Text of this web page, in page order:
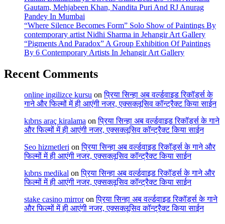
Gautam, Mehjabeen Khan, Nandita Puri And RJ Anurag
Pandey In Mumbai
“Where Silence Becomes Form” Solo Show of Paintings By
contemporary artist Nidhi Sharma in Jehangir Art Gallery
“Pigments And Paradox” A Group Exhibition Of Paintings
By 6 Contemporary Artists In Jehangir Art Gallery
Recent Comments
online ingilizce kursu onप्रिया सिन्हा अब वर्ल्डवाइड रिकॉर्ड्स के
गाने और फिल्मों में ही आएंगी नजर, एक्सक्लूसिव कॉन्ट्रैक्ट किया साईन
kıbrıs araç kiralama onप्रिया सिन्हा अब वर्ल्डवाइड रिकॉर्ड्स के गाने
और फिल्मों में ही आएंगी नजर, एक्सक्लूसिव कॉन्ट्रैक्ट किया साईन
Seo hizmetleri onप्रिया सिन्हा अब वर्ल्डवाइड रिकॉर्ड्स के गाने और
फिल्मों में ही आएंगी नजर, एक्सक्लूसिव कॉन्ट्रैक्ट किया साईन
kıbrıs medikal onप्रिया सिन्हा अब वर्ल्डवाइड रिकॉर्ड्स के गाने और
फिल्मों में ही आएंगी नजर, एक्सक्लूसिव कॉन्ट्रैक्ट किया साईन
stake casino mirroronप्रिया सिन्हा अब वर्ल्डवाइड रिकॉर्ड्स के गाने
और फिल्मों में ही आएंगी नजर, एक्सक्लूसिव कॉन्ट्रैक्ट किया साईन